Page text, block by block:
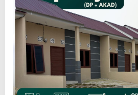
a
a
n
d
a
n
a
d
e
s